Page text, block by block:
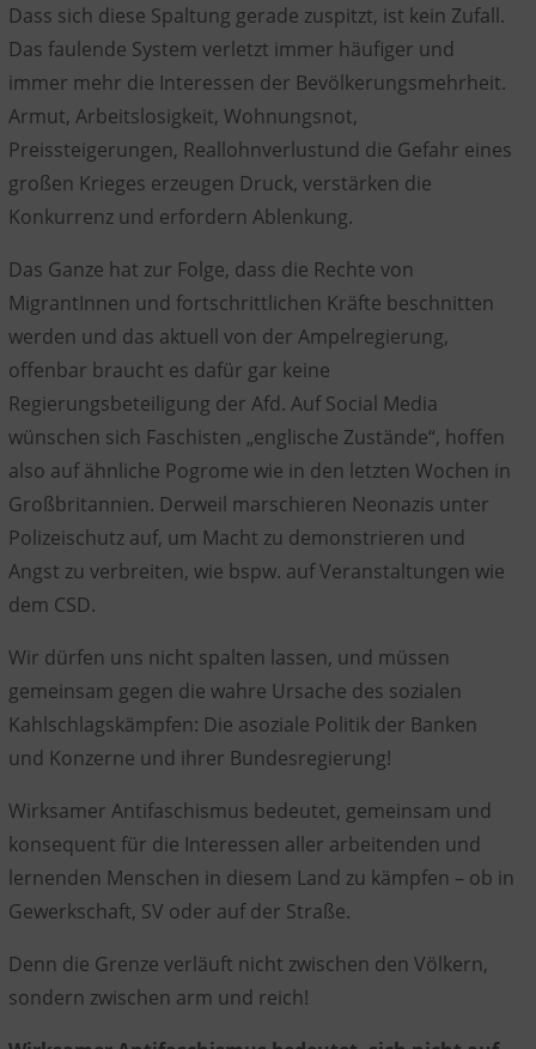
Dass sich diese Spaltung gerade zuspitzt, ist kein Zufall.
Das faulende System verletzt immer häufiger und
immer mehr die Interessen der Bevölkerungsmehrheit.
Armut, Arbeitslosigkeit, Wohnungsnot,
Preissteigerungen, Reallohnverlustund die Gefahr eines
großen Krieges erzeugen Druck, verstärken die
Konkurrenz und erfordern Ablenkung.
Das Ganze hat zur Folge, dass die Rechte von
MigrantInnen und fortschrittlichen Kräfte beschnitten
werden und das aktuell von der Ampelregierung,
offenbar braucht es dafür gar keine
Regierungsbeteiligung der Afd. Auf Social Media
wünschen sich Faschisten „englische Zustände“, hoffen
also auf ähnliche Pogrome wie in den letzten Wochen in
Großbritannien. Derweil marschieren Neonazis unter
Polizeischutzauf, um Macht zu demonstrieren und
Angst zu verbreiten, wie bspw. auf Veranstaltungen wie
dem CSD.
Wir dürfen uns nicht spalten lassen, und müssen
gemeinsam gegen die wahre Ursache des sozialen
Kahlschlagskämpfen: Die asoziale Politik der Banken
und Konzerne und ihrer Bundesregierung!
Wirksamer Antifaschismus bedeutet, gemeinsam und
konsequent für die Interessen aller arbeitenden und
lernenden Menschen in diesem Land zu kämpfen – ob in
Gewerkschaft, SV oder auf der Straße.
Denn die Grenze verläuft nicht zwischen den Völkern,
sondern zwischen arm und reich!